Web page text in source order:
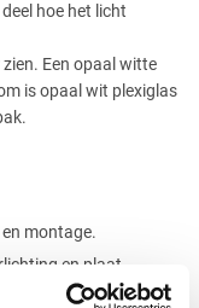
hoe het licht
Een opaal witte
is opaal wit plexiglas
montage.
en plaat.